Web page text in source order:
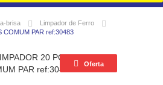
brisa
Limpador de Ferro
COMUM PAR ref:30483
Oferta